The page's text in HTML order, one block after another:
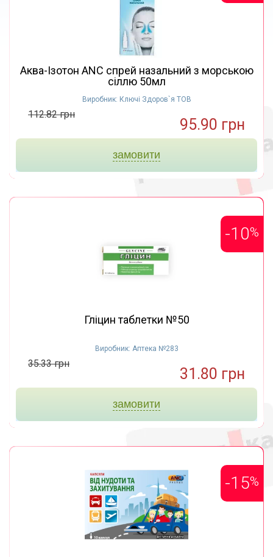
Аква-Ізотон ANC спрей назальний з морською
сіллю 50мл
Виробник: Ключі Здоров`я ТОВ
112.82 грн
95.90 грн
замовити
-10%
Гліцин таблетки №50
Виробник: Аптека №283
35.33 грн
31.80 грн
замовити
-15%